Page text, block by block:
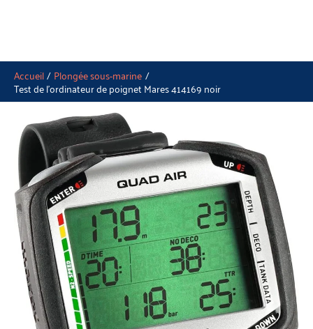
Accueil Plongée sous-marine
Test de l’ordinateur de poignet Mares 414169 noir